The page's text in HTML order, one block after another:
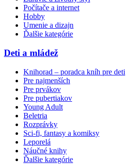
Počítače a internet
Hobby
Umenie a dizajn
Ďalšie kategórie
Deti a mládež
Knihorad – poradca kníh pre deti
Pre najmenších
Pre prvákov
Pre pubertiakov
Young Adult
Beletria
Rozprávky
Sci-fi, fantasy a komiksy
Leporelá
Náučné knihy
Ďalšie kategórie